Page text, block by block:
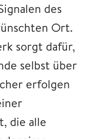
des
Ort.
sorgt dafür,
selbst über
erfolgen
die alle